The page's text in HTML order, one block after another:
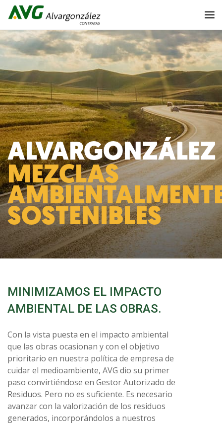
ALVARGONZÁLEZ
MEZCLAS
SOSTENIBLES
MINIMIZAMOS EL IMPACTO
AMBIENTAL DE LAS OBRAS.
Con la vista puesta en el impacto ambiental
que las obras ocasionan y con el objetivo
prioritario en nuestra política de empresa de
cuidar el medioambiente, AVG dio su primer
paso convirtiéndose en Gestor Autorizado de
Residuos. Pero no es suficiente. Es necesario
avanzar con la valorización de los residuos
generados, incorporándolos a nuestros